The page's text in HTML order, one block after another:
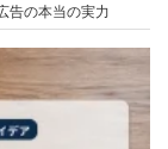
告の本当の実力